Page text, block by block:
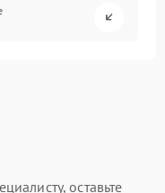
оставьте